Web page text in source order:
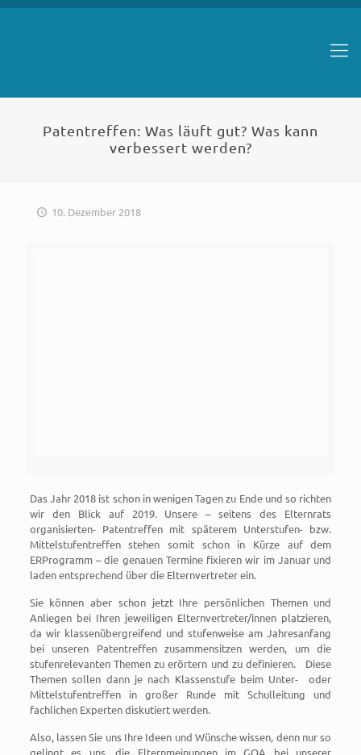
Patentreffen: Was läuft gut? Was kann
verbessert werden?
10. Dezember 2018
Das Jahr 2018 ist schon in wenigen Tagen zu Ende und so richten
wir den Blick auf 2019. Unsere – seitens des Elternrats
organisierten- Patentreffen mit späterem Unterstufen- bzw.
Mittelstufentreffen stehen somit schon in Kürze auf dem
ERProgramm – die genauen Termine fixieren wir im Januar und
laden entsprechend über die Elternvertreter ein.
Sie können aber schon jetzt Ihre persönlichen Themen und
Anliegen bei Ihren jeweiligen Elternvertreter/innen platzieren,
da wir klassenübergreifend und stufenweise am Jahresanfang
bei unseren Patentreffen zusammensitzen werden, um die
stufenrelevanten Themen zu erörtern und zu definieren. Diese
Themen sollen dann je nach Klassenstufe beim Unter- oder
Mittelstufentreffen in großer Runde mit Schulleitung und
fachlichen Experten diskutiert werden.
Also, lassen Sie uns Ihre Ideen und Wünsche wissen, denn nur so
gelingt es uns, die Elternmeinungen im GOA bei unserer